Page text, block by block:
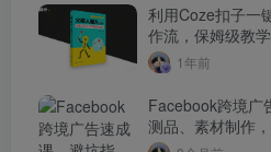
利用Coze扣子一
作流，保姆级教学
1年前
Facebook跨境广
测品、素材制作
单出单